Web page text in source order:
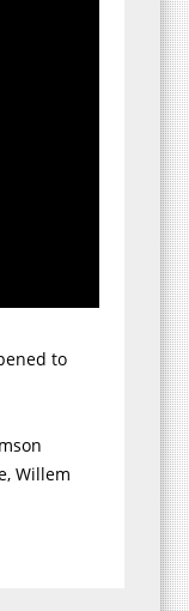
to
Willem